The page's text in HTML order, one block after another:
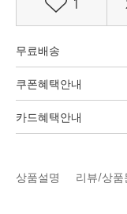
무료배송
쿠폰혜택안내
카드혜택안내
상품설명 리뷰/상품